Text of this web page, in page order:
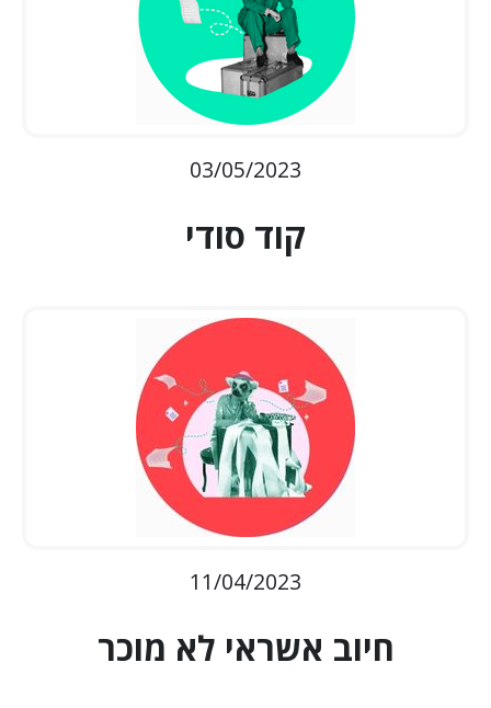
03/05/2023
קוד סודי
11/04/2023
חיוב אשראי לא מוכר